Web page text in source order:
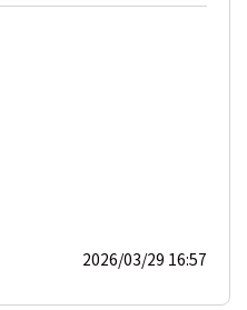
2026/03/29 16:57